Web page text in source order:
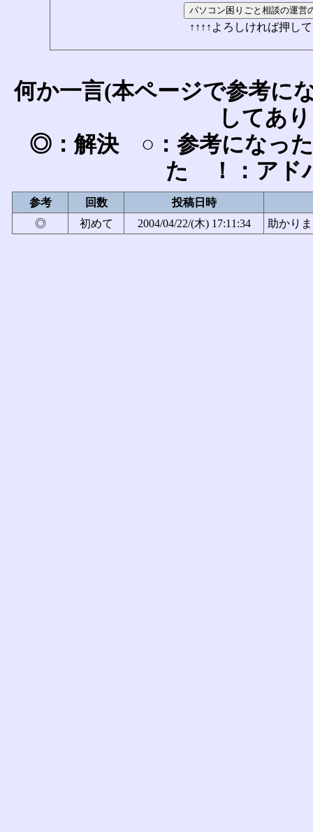
↑↑↑↑よろしければ押し
何か一言(本ページで参考に
してあ
◎：解決 ○：参考になっ
た ！：アド
参考 回数
投稿日時
◎
初めて 2004/04/22/(木) 17:11:34 助かり